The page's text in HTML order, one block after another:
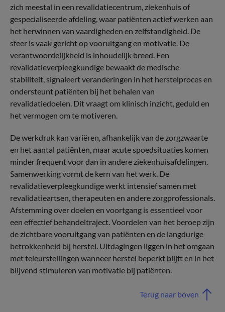
zich meestal in een revalidatiecentrum, ziekenhuis of
gespecialiseerde afdeling, waar patiënten actief werken aan
het herwinnen van vaardigheden en zelfstandigheid. De
sfeer is vaak gericht op vooruitgang en motivatie. De
verantwoordelijkheid is inhoudelijk breed. Een
revalidatieverpleegkundige bewaakt de medische
stabiliteit, signaleert veranderingen in het herstelproces en
ondersteunt patiënten bij het behalen van
revalidatiedoelen. Dit vraagt om klinisch inzicht, geduld en
het vermogen om te motiveren.
De werkdruk kan variëren, afhankelijk van de zorgzwaarte
en het aantal patiënten, maar acute spoedsituaties komen
minder frequent voor dan in andere ziekenhuisafdelingen.
Samenwerking vormt de kern van het werk. De
revalidatieverpleegkundige werkt intensief samen met
revalidatieartsen, therapeuten en andere zorgprofessionals.
Afstemming over doelen en voortgang is essentieel voor
een effectief behandeltraject. Voordelen van het beroep zijn
de zichtbare vooruitgang van patiënten en de langdurige
betrokkenheid bij herstel. Uitdagingen liggen in het omgaan
met teleurstellingen wanneer herstel beperkt blijft en in het
blijvend stimuleren van motivatie bij patiënten.
Terug naar boven